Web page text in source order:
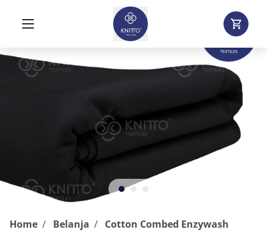
Home Belanja
Cotton Combed Enzywash